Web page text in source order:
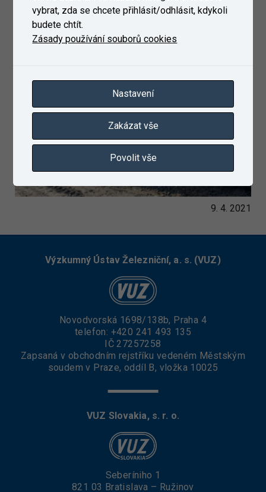
9. 4. 2021
Výzkumný Ústav Železniční, a. s. (VUZ)
Novodvorská 1698/138b, Praha 4
telefon: +420 241 493 135
IČ 27257258
Zapsaná v obchodním rejstříku vedeném Městským
soudem v Praze, oddíl B, vložka 10025
VUZ Slovakia, s. r. o.
Seberíniho 1
821 03 Bratislava – Ružinov
vybrat, zda se chcete přihlásit/odhlásit, kdykoli
budete chtít.
Zásady používání souborů cookies
Nastavení
Zakázat vše
Povolit vše